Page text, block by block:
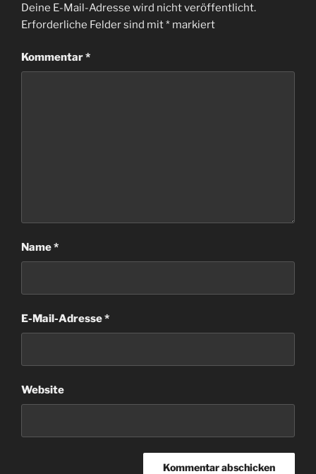
Deine E-Mail-Adresse wird nicht veröffentlicht.
Erforderliche Felder sind mit* markiert
Kommentar*
Name*
E-Mail-Adresse*
Website